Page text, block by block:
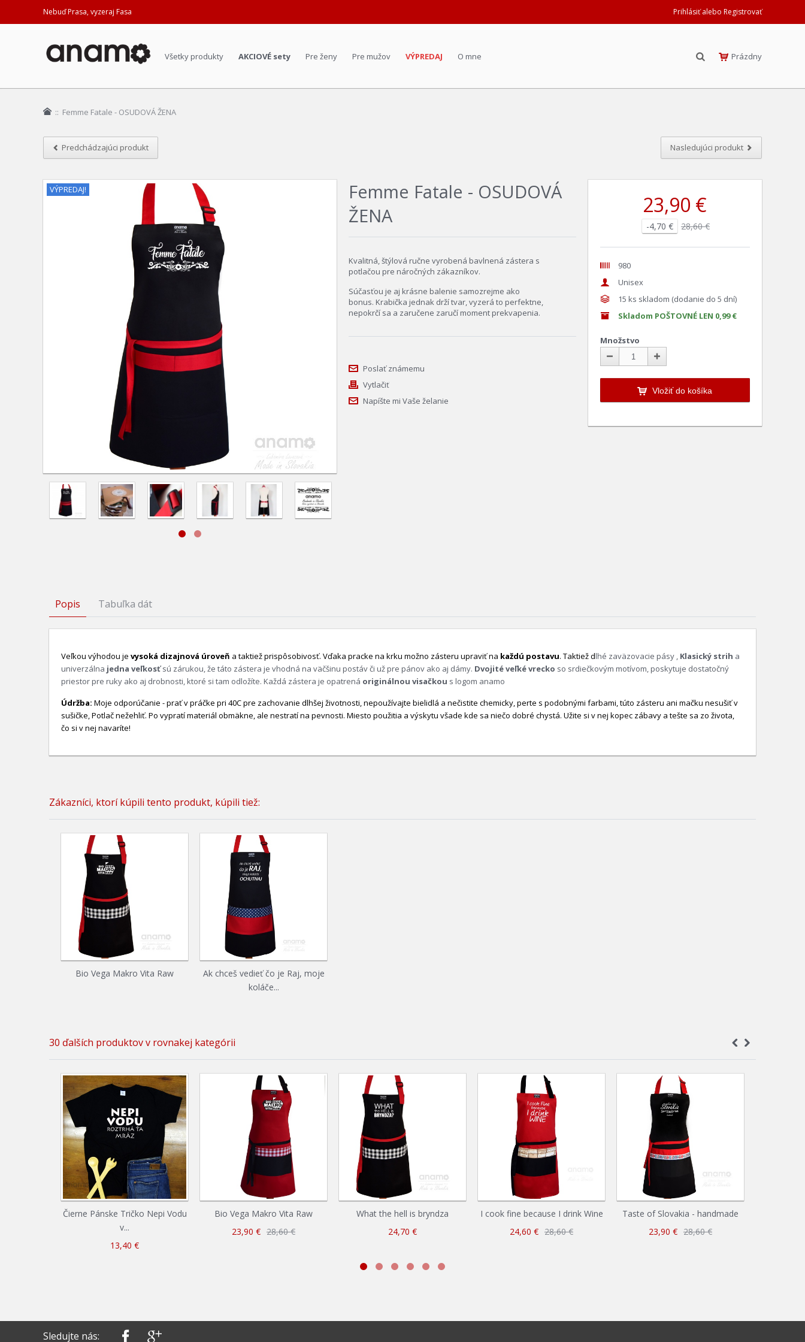
Nebuď Prasa, vyzeraj Fasa Prihlásiť alebo Registrovať
Všetky produkty AKCIOVÉ sety Pre ženy Pre mužov VÝPREDAJ O mne Prázdny
:: Femme Fatale - OSUDOVÁ ŽENA
Predchádzajúci produkt Nasledujúci produkt
VÝPREDAJ!
Femme Fatale - OSUDOVÁ
ŽENA
Kvalitná, štýlová ručne vyrobená bavlnená zástera s
potlačou pre náročných zákazníkov.
Súčasťou je aj krásne balenie samozrejme ako
bonus. Krabička jednak drží tvar, vyzerá to perfektne,
nepokrčí sa a zaručene zaručí moment prekvapenia.
Poslať známemu
Vytlačiť
Napíšte mi Vaše želanie
23,90 €
-4,70 € 28,60 €
980
Unisex
15 ks skladom (dodanie do 5 dní)
Skladom POŠTOVNÉ LEN 0,99 €
Množstvo
Vložiť do košíka
Popis Tabuľka dát
Veľkou výhodou je vysoká dizajnová úroveň a taktiež prispôsobivosť. Vďaka pracke na krku možno zásteru upraviť na každú postavu. Taktiež dlhé zaväzovacie pásy , Klasický strih a
univerzálna jedna veľkosťsú zárukou, že táto zástera je vhodná na väčšinu postáv či už pre pánov ako aj dámy. Dvojité veľké vrecko so srdiečkovým motívom,poskytuje dostatočný
priestor pre ruky ako aj drobnosti, ktoré si tam odložíte. Každá zástera je opatrená originálnou visačkou s logom anamo
Údržba: Moje odporúčanie - prať v práčke pri 40C pre zachovanie dlhšej životnosti, nepoužívajte bielidlá a nečistite chemicky, perte s podobnými farbami, túto zásteru ani mačku nesušiť v
sušičke, Potlač nežehliť. Po vypratí materiál obmäkne, ale nestratí na pevnosti. Miesto použitia a výskytu všade kde sa niečo dobré chystá. Užite si v nej kopec zábavy a tešte sa zo života,
čo si v nej navaríte!
Zákazníci, ktorí kúpili tento produkt, kúpili tiež:
Bio Vega Makro Vita Raw
Ak chceš vedieť čo je Raj, moje
koláče...
30 ďalších produktov v rovnakej kategórii
Čierne Pánske Tričko Nepi Vodu
v...
13,40 €
Bio Vega Makro Vita Raw
23,90 € 28,60 €
What the hell is bryndza
24,70 €
I cook fine because I drink Wine
24,60 € 28,60 €
Taste of Slovakia - handmade
23,90 € 28,60 €
Sledujte nás: